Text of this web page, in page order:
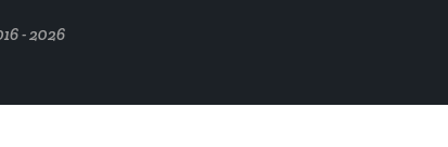
- 2026